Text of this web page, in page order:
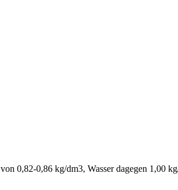
0,82-0,86 kg/dm3, Wasser dagegen 1,00